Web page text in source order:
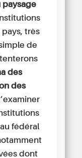
paysage
pays, très
de
des
des
fédéral
dont